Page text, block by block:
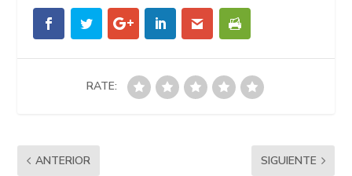
RATE:
ANTERIOR SIGUIENTE